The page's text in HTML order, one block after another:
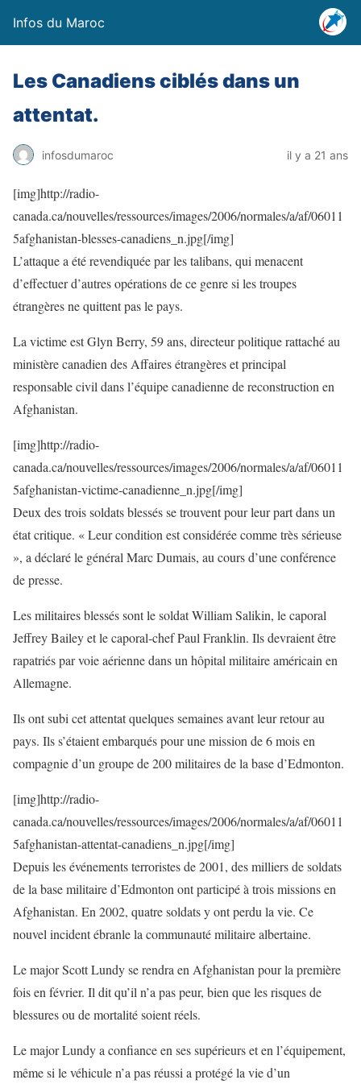
Infos du Maroc
Les Canadiens ciblés dans un
attentat.
infosdumaroc il y a 21 ans
[img]http://radio-
canada.ca/nouvelles/ressources/images/2006/normales/a/af/06011
5afghanistan-blesses-canadiens_n.jpg[/img]
L’attaque a été revendiquée par les talibans, qui menacent
d’effectuer d’autres opérations de ce genre si les troupes
étrangères ne quittent pas le pays.
La victime est Glyn Berry, 59 ans, directeur politique rattaché au
ministère canadien des Affaires étrangères et principal
responsable civil dans l’équipe canadienne de reconstruction en
Afghanistan.
[img]http://radio-
canada.ca/nouvelles/ressources/images/2006/normales/a/af/06011
5afghanistan-victime-canadienne_n.jpg[/img]
Deux des trois soldats blessés se trouvent pour leur part dans un
état critique. « Leur condition est considérée comme très sérieuse
», a déclaré le général Marc Dumais, au cours d’une conférence
de presse.
Les militaires blessés sont le soldat William Salikin, le caporal
Jeffrey Bailey et le caporal-chef Paul Franklin. Ils devraient être
rapatriés par voie aérienne dans un hôpital militaire américain en
Allemagne.
Ils ont subi cet attentat quelques semaines avant leur retour au
pays. Ils s’étaient embarqués pour une mission de 6 mois en
compagnie d’un groupe de 200 militaires de la base d’Edmonton.
[img]http://radio-
canada.ca/nouvelles/ressources/images/2006/normales/a/af/06011
5afghanistan-attentat-canadiens_n.jpg[/img]
Depuis les événements terroristes de 2001, des milliers de soldats
de la base militaire d’Edmonton ont participé à trois missions en
Afghanistan. En 2002, quatre soldats y ont perdu la vie. Ce
nouvel incident ébranle la communauté militaire albertaine.
Le major Scott Lundy se rendra en Afghanistan pour la première
fois en février. Il dit qu’il n’a pas peur, bien que les risques de
blessures ou de mortalité soient réels.
Le major Lundy a confiance en ses supérieurs et en l’équipement,
même si le véhicule n’a pas réussi a protégé la vie d’un